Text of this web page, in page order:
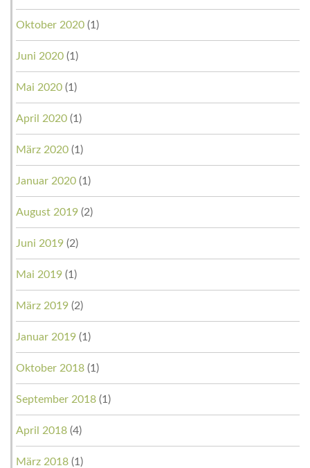
Oktober 2020 (1)
Juni 2020 (1)
Mai 2020 (1)
April 2020 (1)
März 2020 (1)
Januar 2020 (1)
August 2019 (2)
Juni 2019 (2)
Mai 2019 (1)
März 2019 (2)
Januar 2019 (1)
Oktober 2018 (1)
September 2018 (1)
April 2018 (4)
März 2018 (1)